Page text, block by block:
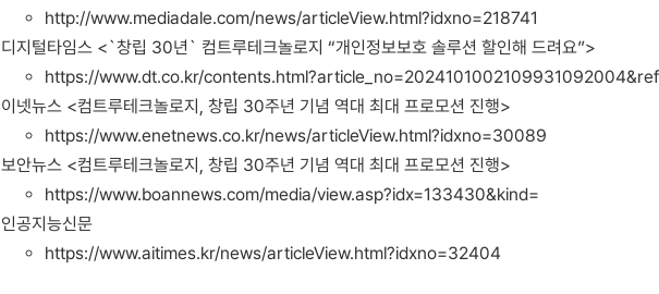
http://www.mediadale.com/news/articleView.html?idxno=218741
디지털타임스 <`창립 30년` 컴트루테크놀로지 “개인정보보호 솔루션 할인해 드려요”>
https://www.dt.co.kr/
이넷뉴스 <컴트루테크놀로지, 창립 30주년 기념 역대 최대 프로모션 진행>
https://www.enetnews.co.kr/news/articleView.html?idxno=30089
보안뉴스 <컴트루테크놀로지, 창립 30주년 기념 역대 최대 프로모션 진행>
https://www.boannews.com/media/view.asp?idx=133430&kind=
인공지능신문
https://www.aitimes.kr/news/articleView.html?idxno=32404